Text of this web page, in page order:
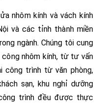
nhôm kính và vách kính
và các tỉnh thành miền
ngành. Chúng tôi cung
nhôm kính, từ tư vấn
trình từ văn phòng,
sạn, khu nghỉ dưỡng
trình đều được thực